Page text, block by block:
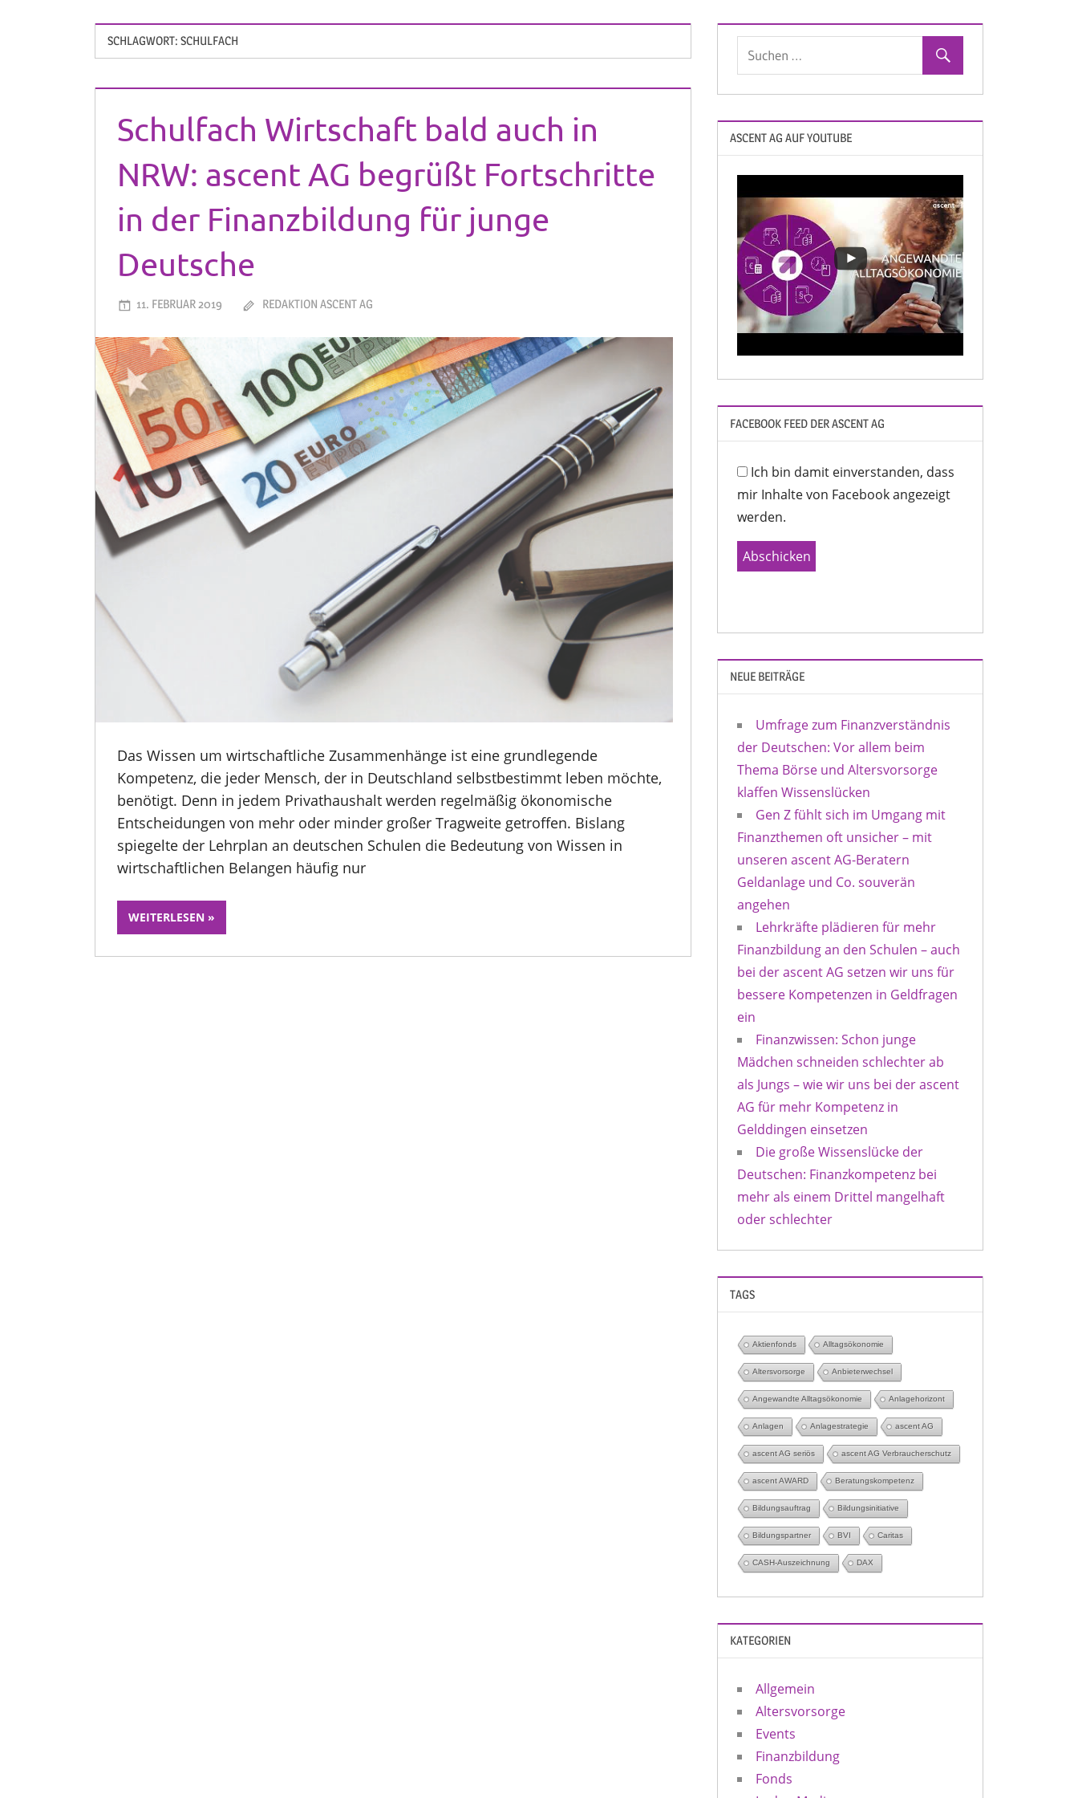
SCHLAGWORT: SCHULFACH
Schulfach Wirtschaft bald auch in
NRW: ascent AG begrüßt Fortschritte
in der Finanzbildung für junge
Deutsche
11. FEBRUAR 2019 REDAKTION ASCENT AG
Das Wissen um wirtschaftliche Zusammenhänge ist eine grundlegende
Kompetenz, die jeder Mensch, der in Deutschland selbstbestimmt leben möchte,
benötigt. Denn in jedem Privathaushalt werden regelmäßig ökonomische
Entscheidungen von mehr oder minder großer Tragweite getroffen. Bislang
spiegelte der Lehrplan an deutschen Schulen die Bedeutung von Wissen in
wirtschaftlichen Belangen häufig nur
WEITERLESEN
ASCENT AG AUF YOUTUBE
FACEBOOK FEED DER ASCENT AG
Ich bin damit einverstanden, dass
mir Inhalte von Facebook angezeigt
werden.
Abschicken
NEUE BEITRÄGE
Umfrage zum Finanzverständnis
der Deutschen: Vor allem beim
Thema Börse und Altersvorsorge
klaffen Wissenslücken
Gen Z fühlt sich im Umgang mit
Finanzthemen oft unsicher – mit
unseren ascent AG-Beratern
Geldanlage und Co. souverän
angehen
Lehrkräfte plädieren für mehr
Finanzbildung an den Schulen – auch
bei der ascent AG setzen wir uns für
bessere Kompetenzen in Geldfragen
ein
Finanzwissen: Schon junge
Mädchen schneiden schlechter ab
als Jungs – wie wir uns bei der ascent
AG für mehr Kompetenz in
Gelddingen einsetzen
Die große Wissenslücke der
Deutschen: Finanzkompetenz bei
mehr als einem Drittel mangelhaft
oder schlechter
TAGS
Aktienfonds Alltagsökonomie
Altersvorsorge Anbieterwechsel
Angewandte Alltagsökonomie Anlagehorizont
Anlagen Anlagestrategie ascent AG
ascent AG seriös ascent AG Verbraucherschutz
ascent AWARD Beratungskompetenz
Bildungsauftrag Bildungsinitiative
Bildungspartner BVI Caritas
CASH-Auszeichnung DAX
KATEGORIEN
Allgemein
Altersvorsorge
Events
Finanzbildung
Fonds